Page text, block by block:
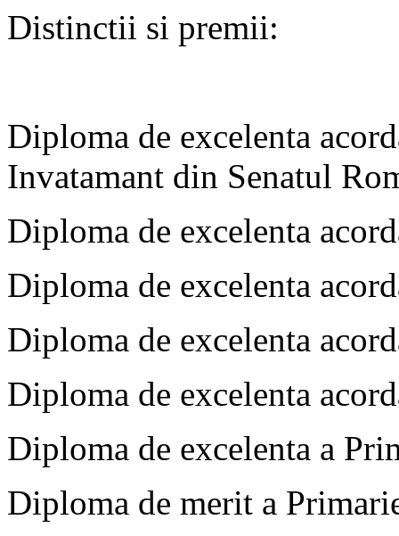
Distinctii si premii:
Diploma de excelenta
Invatamant din Senatul
Diploma de excelenta
Diploma de excelenta
Diploma de excelenta
Diploma de excelenta
Diploma de excelenta a
Diploma de merit a